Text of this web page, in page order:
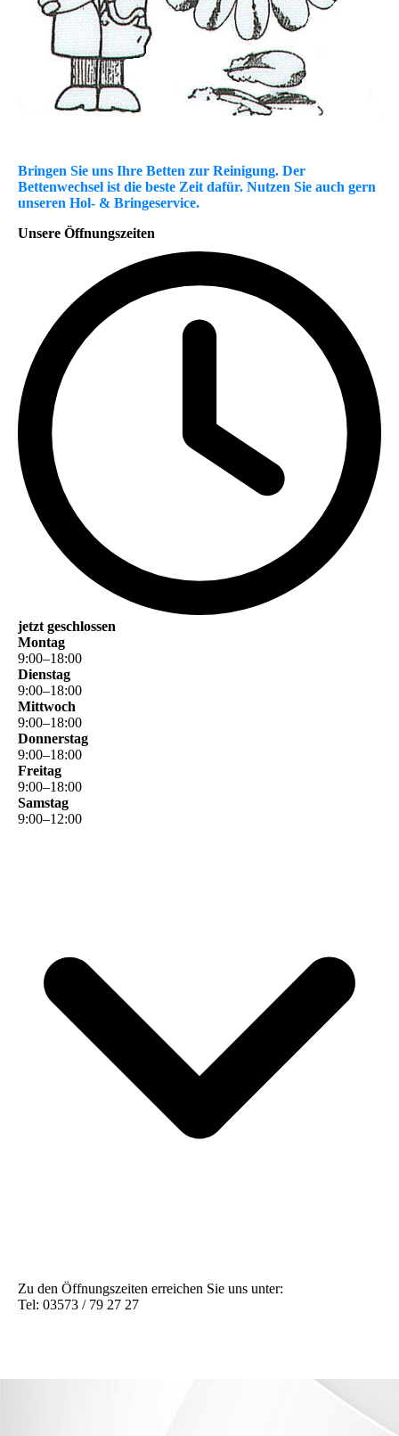
Bringen Sie uns Ihre Betten zur Reinigung. Der
Bettenwechsel ist die beste Zeit dafür. Nutzen Sie auch gern
unseren Hol- & Bringeservice.
Unsere Öffnungszeiten
jetzt geschlossen
Montag
9:00–18:00
Dienstag
9:00–18:00
Mittwoch
9:00–18:00
Donnerstag
9:00–18:00
Freitag
9:00–18:00
Samstag
9:00–12:00
Zu den Öffnungszeiten erreichen Sie uns unter:
Tel: 03573 / 79 27 27